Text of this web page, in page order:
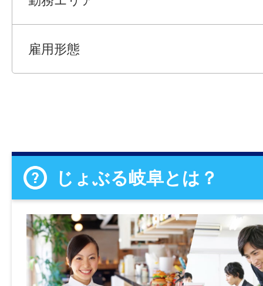
雇用形態
じょぶる岐阜とは？